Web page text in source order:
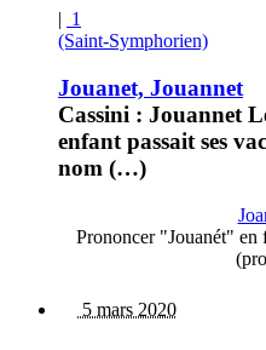
| 1
(Saint-Symphorien)
Jouanet, Jouannet
Cassini : Jouannet
enfant passait ses
nom (…)
Prononcer "Jouanét" en
5 mars 2020